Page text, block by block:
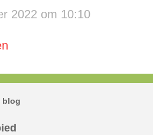
2022 om 10:10
blog